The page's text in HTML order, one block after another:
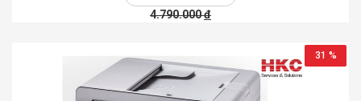
4.790.000đ
31 %